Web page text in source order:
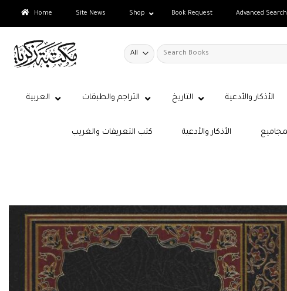
Home Site News Shop Book Request Advanced Search
Search
for:
الأذكار والأدعية التاريخ التراجم والطبقات العربية
كتب التعريفات والغريب الأذكار والأدعية